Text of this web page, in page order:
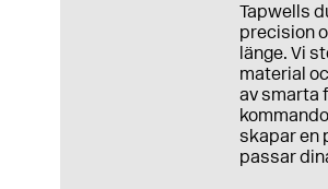
Tapwells
precision
länge. Vi
material
av smarta
skapar en
passar